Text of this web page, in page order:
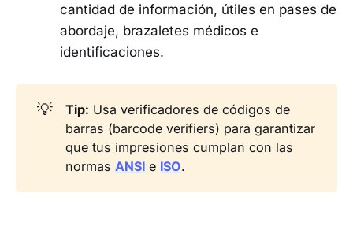
cantidad de información, útiles en pases de
abordaje, brazaletes médicos e
identificaciones.
💡 Tip: Usa verificadores de códigos de
barras (barcode verifiers) para garantizar
que tus impresiones cumplan con las
normas ANSIe ISO.